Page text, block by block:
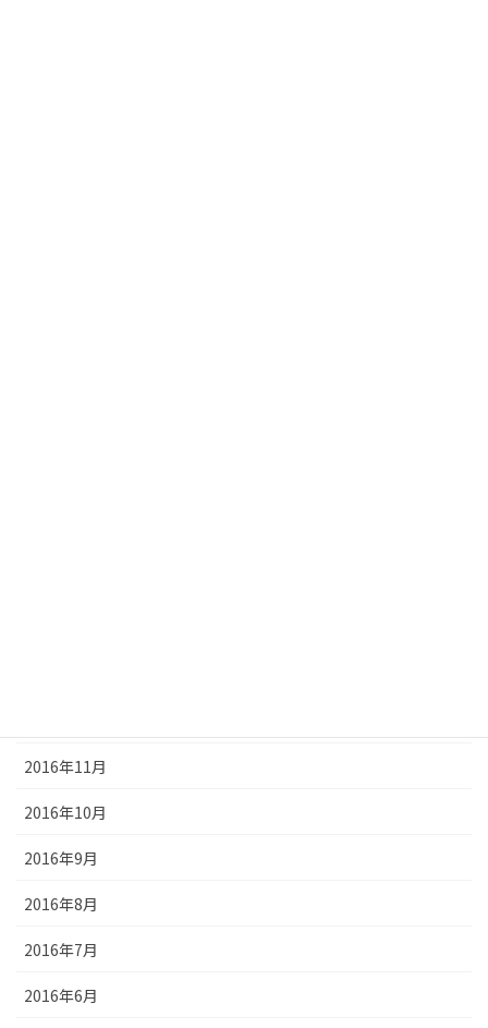
2016年11月
2016年10月
2016年9月
2016年8月
2016年7月
2016年6月